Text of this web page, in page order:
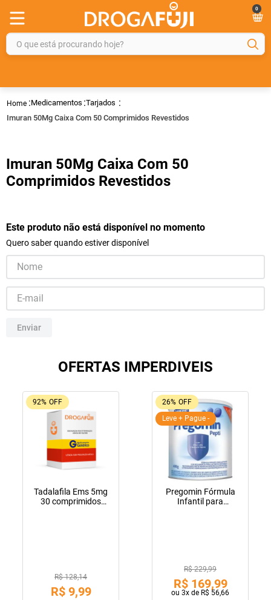
0
O que está procurando hoje?
Medicamentos Tarjados
Imuran 50Mg Caixa Com 50 Comprimidos Revestidos
Imuran 50Mg Caixa Com 50
Comprimidos Revestidos
Este produto não está disponível no momento
Quero saber quando estiver disponível
Enviar
OFERTAS IMPERDIVEIS
92% OFF
Tadalafila Ems 5mg
30 comprimidos
R$ 128,14
R$ 9,99
26% OFF
Leve + Pague -
Pregomin Fórmula
Infantil para
R$ 229,99
R$ 169,99
ou 3x de R$ 56,66
2
gelmax
5º
protetor solar
8º
fraldas geriátricas
10º lola